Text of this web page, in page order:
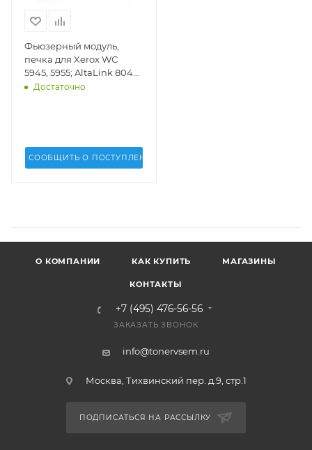
Фьюзерный модуль,
печка для Xerox WC
5945, 5955; AltaLink 8045,
8055 - 109R00848
Достаточно
СООБЩИТЬ О ПОСТУПЛЕНИИ
О КОМПАНИИ КАК КУПИТЬ МАГАЗИНЫ
КОНТАКТЫ
+7 (495) 476-56-56
ЗАКАЗАТЬ ЗВОНОК
info@tonervsem.ru
Москва, Тихвинский пер. д.9, стр.1
ПОДПИСАТЬСЯ НА РАССЫЛКУ